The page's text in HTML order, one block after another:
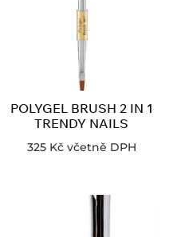
POLYGEL BRUSH 2 IN 1
TRENDY NAILS
325 Kč včetně DPH